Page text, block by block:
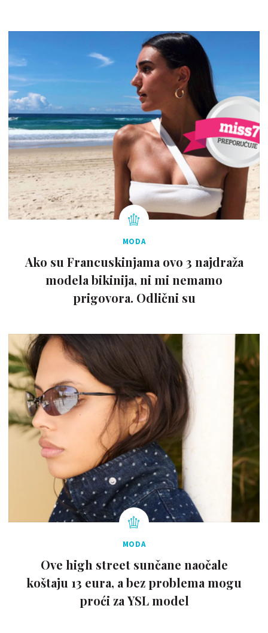
MODA
Ako su Francuskinjama ovo 3 najdraža
modela bikinija, ni mi nemamo
prigovora. Odlični su
MODA
Ove high street sunčane naočale
koštaju 13 eura, a bez problema mogu
proći za YSL model